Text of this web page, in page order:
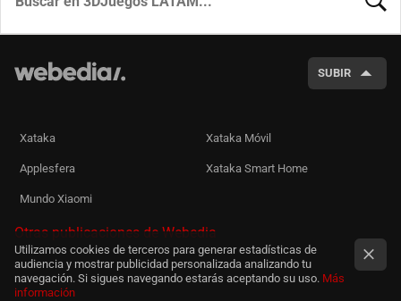
SUBIR
Xataka Xataka Móvil
Applesfera Xataka Smart Home
Mundo Xiaomi
Otras publicaciones de Webedia
Utilizamos cookies de terceros para generar estadísticas de
audiencia y mostrar publicidad personalizada analizando tu
navegación. Si sigues navegando estarás aceptando su uso. Más
información